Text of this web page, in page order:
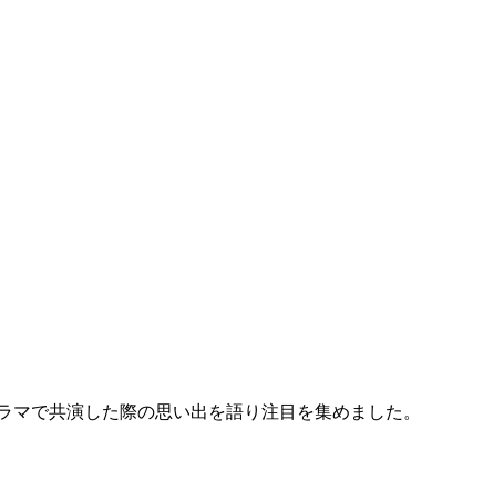
で共演した際の思い出を語り注目を集めました。